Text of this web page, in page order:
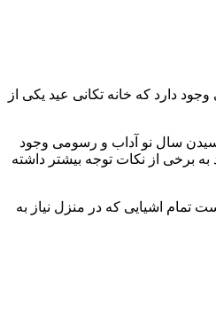
دارد که خانه تکانی عید یکی از
سال نو آداب و رسومی وجود
برخی از نکات توجه بیشتر داشته
تمام اشیایی که در منزل نیاز به